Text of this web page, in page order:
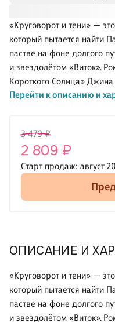
«Круговорот и тени» —
который пытается найти
пастве на фоне долгого
и звездолётом «Виток».
Короткого Солнца» Джина
его большом цикле Solar
предрассудки переходят
переселенцами. По
книгу часто ставят
Джина Вулфа и прозой
сюжет нужен не только
Перейти к описанию и
3 479 ₽
2 809 ₽
Старт продаж: август
ОПИСАНИЕ И
«Круговорот и тени» —
который пытается найти
пастве на фоне долгого
и звездолётом «Виток».